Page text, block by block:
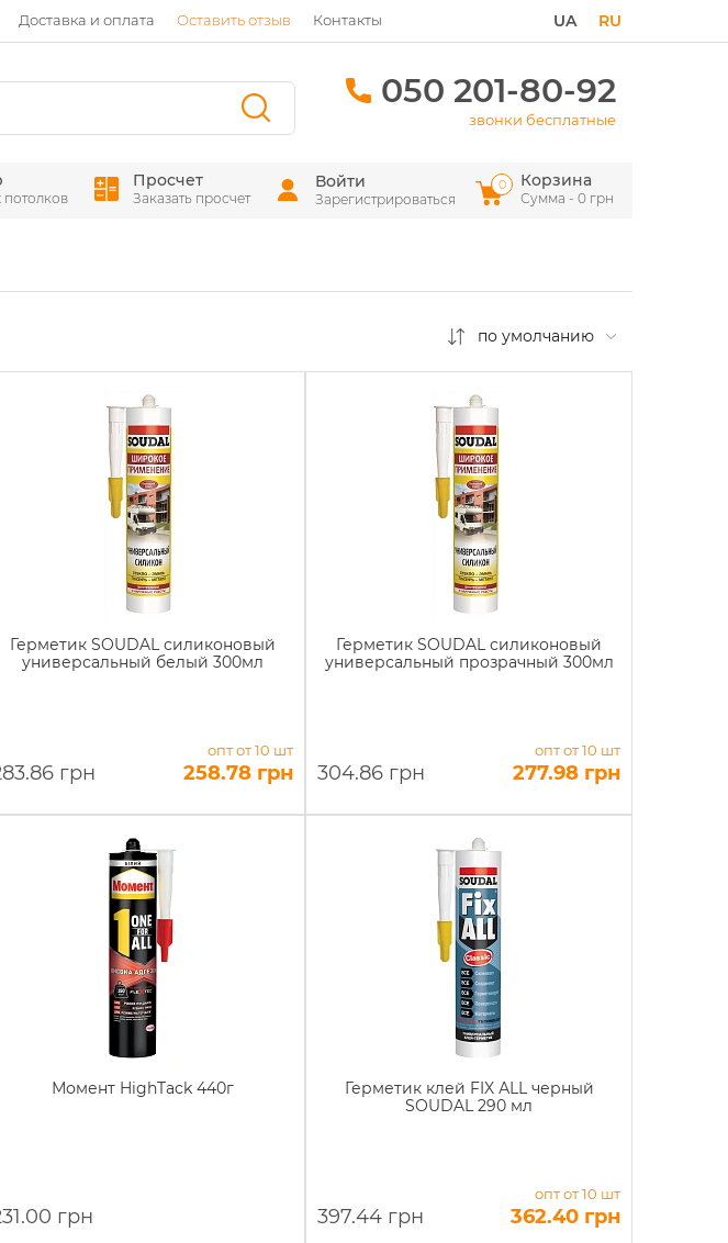
Доставка и оплата Оставить отзыв Контакты RU
UA
050 201-80-92
звонки бесплатные
Просчет
Заказать просчет
Войти
Зарегистрироваться
Корзина
Сумма - 0 грн
0
по умолчанию
Герметик SOUDAL силиконовый
универсальный белый 300мл
грн
опт от 10 шт
258.78 грн
Герметик SOUDAL силиконовый
универсальный прозрачный 300мл
304.86 грн
опт от 10 шт
277.98 грн
Момент HighTack 440г
грн
Герметик клей FIX АLL черный
SOUDAL 290 мл
397.44 грн
опт от 10 шт
362.40 грн